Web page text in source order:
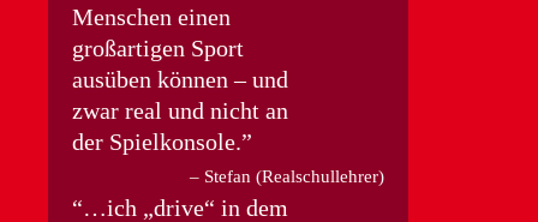
Menschen einen
großartigen Sport
ausüben können – und
zwar real und nicht an
der Spielkonsole.
Stefan (Realschullehrer)
…ich „drive“ in dem